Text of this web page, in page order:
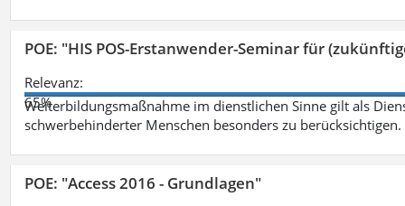
POE: "HIS POS-Erstanwender-Seminar für
Relevanz:
65%
Weiterbildungsmaßnahme im dienstlichen Sinne gilt als
schwerbehinderter Menschen besonders zu berücksichtigen.
POE: "Access 2016 - Grundlagen"